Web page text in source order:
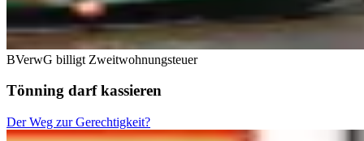
BVerwG billigt Zweitwohnungsteuer
Tönning darf kassieren
Der Weg zur Gerechtigkeit?